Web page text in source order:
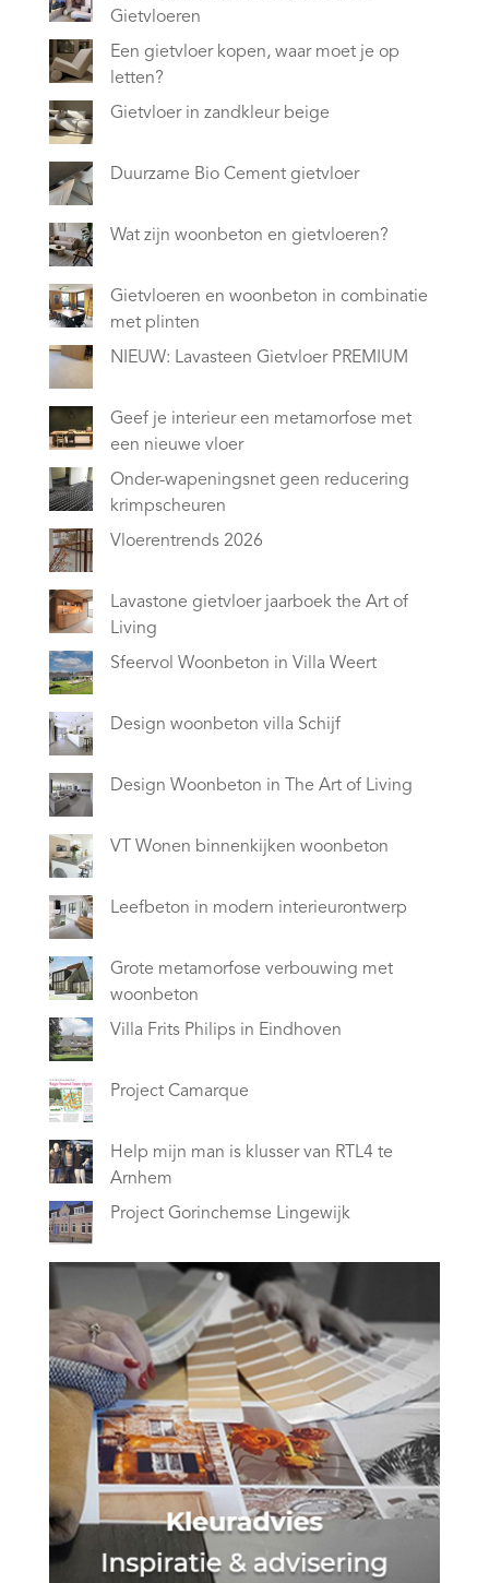
Gietvloeren
Een gietvloer kopen, waar moet je op
letten?
Gietvloer in zandkleur beige
Duurzame Bio Cement gietvloer
Wat zijn woonbeton en gietvloeren?
Gietvloeren en woonbeton in combinatie
met plinten
NIEUW: Lavasteen Gietvloer PREMIUM
Geef je interieur een metamorfose met
een nieuwe vloer
Onder-wapeningsnet geen reducering
krimpscheuren
Vloerentrends 2026
Lavastone gietvloer jaarboek the Art of
Living
Sfeervol Woonbeton in Villa Weert
Design woonbeton villa Schijf
Design Woonbeton in The Art of Living
VT Wonen binnenkijken woonbeton
Leefbeton in modern interieurontwerp
Grote metamorfose verbouwing met
woonbeton
Villa Frits Philips in Eindhoven
Project Camarque
Help mijn man is klusser van RTL4 te
Arnhem
Project Gorinchemse Lingewijk